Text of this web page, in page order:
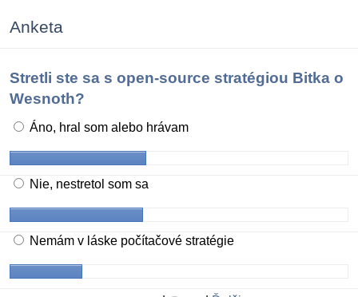
Anketa
Stretli ste sa s open-source stratégiou Bitka o
Wesnoth?
Áno, hral som alebo hrávam
Nie, nestretol som sa
Nemám v láske počítačové stratégie